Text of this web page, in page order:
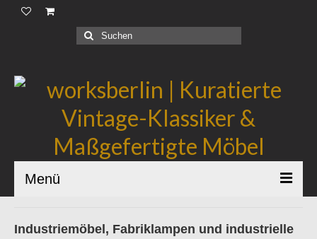
Suchen
nach:
Menü
Über uns |
Industrial Bauhaus |
Industriemöbel, Fabriklampen und industrielle